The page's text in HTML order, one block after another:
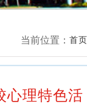
当前位置： 首页
心理特色活